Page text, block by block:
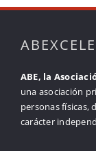
ABE, la
una asociación
personas físicas,
carácter